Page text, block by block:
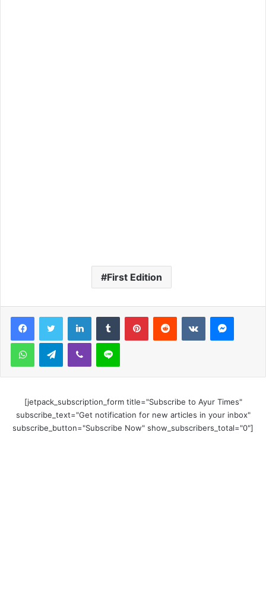
First Edition
LinkedInTumblr PinterestReddit VKontakte
WhatsAppTelegramViber Line
[jetpack_subscription_form title="Subscribe to Ayur Times"
subscribe_text="Get notification for new articles in your inbox"
subscribe_button="Subscribe Now" show_subscribers_total="0"]